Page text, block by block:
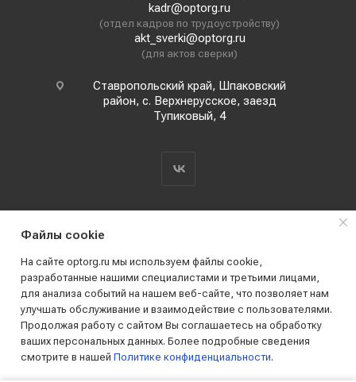
kadr@optorg.ru
(отдел кадров по трудоустройству)
akt_sverki@optorg.ru
(для актов сверки)
Ставропольский край, Шпаковский
район, с. Верхнерусское, заезд
Тупиковый, 4
2019 - 2026 © АО КПК "Ставропольстройопторг"
Все права защищены
Файлы cookie
На сайте optorg.ru мы используем файлы cookie,
разработанные нашими специалистами и третьими лицами,
для анализа событий на нашем веб-сайте, что позволяет нам
улучшать обслуживание и взаимодействие с пользователями.
Продолжая работу с сайтом Вы соглашаетесь на обработку
ваших персональных данных. Более подробные сведения
смотрите в нашей Политике конфиденциальности.